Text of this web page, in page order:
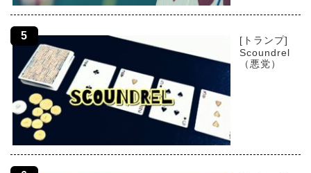
[トランプ]
Scoundrel
（悪党）